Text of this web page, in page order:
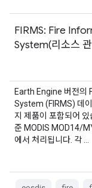
FIRMS: Fire
System(리소스
Earth Engine 버전
System (FIRMS) 데
지 제품이 포함되어
준 MODIS MOD14/
에서 처리됩니다. 각 …